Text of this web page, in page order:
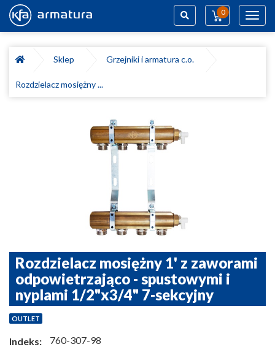
0
Sklep
Grzejniki i armatura c.o.
Rozdzielacz mosiężny ...
Rozdzielacz mosiężny 1' z zaworami
odpowietrzająco - spustowymi i
nyplami 1/2"x3/4" 7-sekcyjny
OUTLET
Indeks:
760-307-98